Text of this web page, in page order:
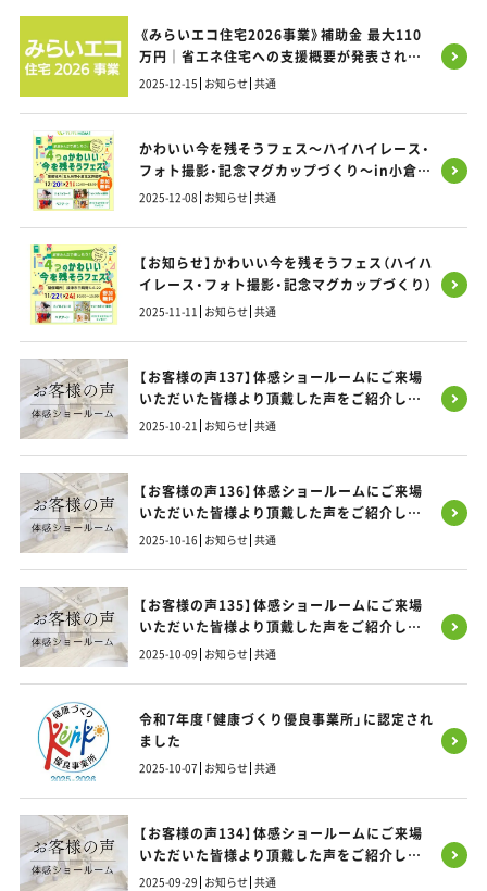
《みらいエコ住宅2026事業》補助金 最大110
万円｜省エネ住宅への支援概要が発表されま
した｜福岡・熊本・佐賀のお家づくり｜悠悠ホ
2025-12-15 お知らせ 共通
かわいい今を残そうフェス～ハイハイレース・
フォト撮影・記念マグカップづくり～in小倉北
区 開催のお知らせ
2025-12-08 お知らせ 共通
【お知らせ】かわいい今を残そうフェス（ハイハ
イレース・フォト撮影・記念マグカップづくり）
2025-11-11 お知らせ 共通
【お客様の声137】体感ショールームにご来場
いただいた皆様より頂戴した声をご紹介しま
す！
2025-10-21 お知らせ 共通
【お客様の声136】体感ショールームにご来場
いただいた皆様より頂戴した声をご紹介しま
す！
2025-10-16 お知らせ 共通
【お客様の声135】体感ショールームにご来場
いただいた皆様より頂戴した声をご紹介しま
す！
2025-10-09 お知らせ 共通
令和7年度「健康づくり優良事業所」に認定され
ました
2025-10-07 お知らせ 共通
【お客様の声134】体感ショールームにご来場
いただいた皆様より頂戴した声をご紹介しま
す！
2025-09-29 お知らせ 共通